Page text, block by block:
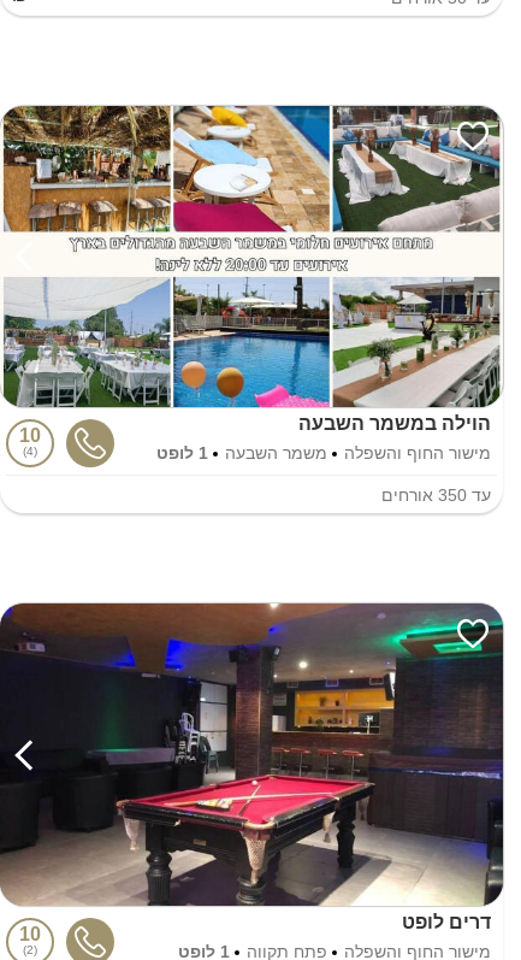
הוילה במשמר השבעה
מישור החוף והשפלה משמר השבעה 1 לופט
10
4
עד 350 אורחים
דרים לופט
מישור החוף והשפלה פתח תקווה 1 לופט
10
2